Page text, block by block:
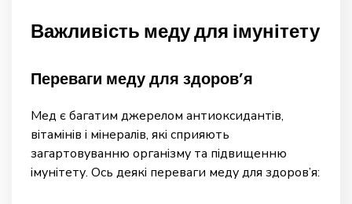
Важливість меду для імунітету
Переваги меду для здоров’я
Мед є багатим джерелом антиоксидантів,
вітамінів і мінералів, які сприяють
загартовуванню організму та підвищенню
імунітету. Ось деякі переваги меду для здоров’я: